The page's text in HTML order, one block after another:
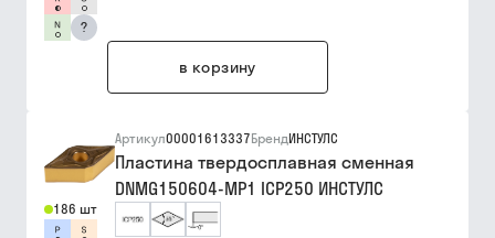
?
в корзину
186 шт
Артикул00001613337БрендИНСТУЛС
Пластина твердосплавная сменная
DNMG150604-MP1 ICP250 ИНСТУЛС